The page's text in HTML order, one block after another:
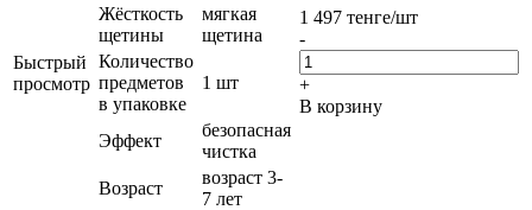
Быстрый
просмотр
Жёсткость
щетины
мягкая
щетина
Количество
предметов
в упаковке
1 шт
Эффект
безопасная
чистка
Возраст
возраст 3-
7 лет
1 497 тенге/шт
-
+
В корзину